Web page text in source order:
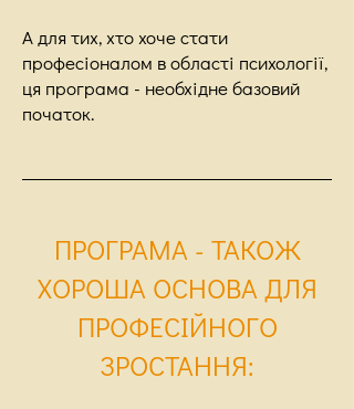
А для тих, хто хоче стати
професіоналом в області психології,
ця програма - необхідне базовий
початок.
ПРОГРАМА - ТАКОЖ
ХОРОША ОСНОВА ДЛЯ
ПРОФЕСІЙНОГО
ЗРОСТАННЯ: